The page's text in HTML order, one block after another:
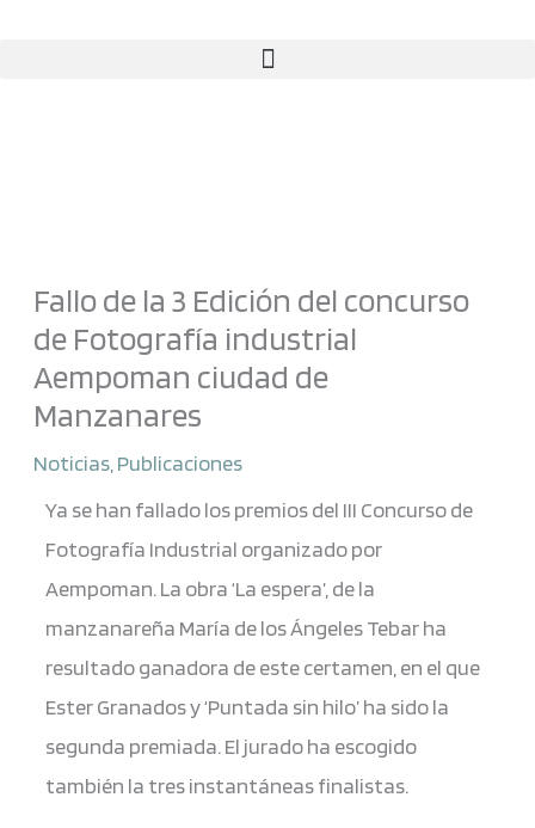
Fallo de la 3 Edición del concurso
de Fotografía industrial
Aempoman ciudad de
Manzanares
Noticias Publicaciones
Ya se han fallado los premios del III Concurso de
Fotografía Industrial organizado por
Aempoman. La obra ‘La espera’, de la
manzanareña María de los Ángeles Tebar ha
resultado ganadora de este certamen, en el que
Ester Granados y ‘Puntada sin hilo’ ha sido la
segunda premiada. El jurado ha escogido
también la tres instantáneas finalistas.